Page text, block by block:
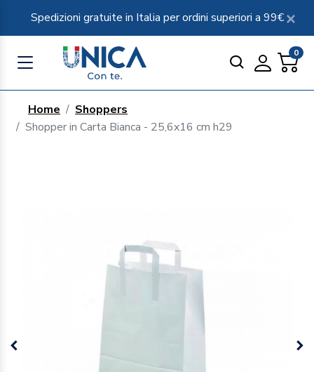
Spedizioni gratuite in Italia per ordini superiori a 99€
0
Home
Shoppers
Shopper in Carta Bianca - 25,6x16 cm h29